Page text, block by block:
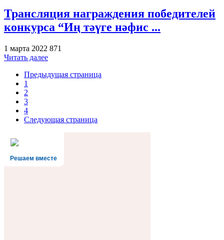
Трансляция награждения победителей
конкурса “Иң тәүге нәфис ...
1 марта 2022 871
Читать далее
Предыдущая страница
1
2
3
4
Следующая страница
Решаем вместе